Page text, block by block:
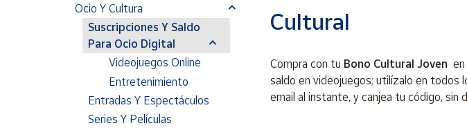
Ocio Y Cultura
Suscripciones Y Saldo
Para Ocio Digital
Videojuegos Online
Entretenimiento
Entradas Y Espectáculos
Series Y Películas
Cultural
Compra con tu Bono Cultural Joven
saldo en videojuegos; utilízalo en todos
email al instante, y canjea tu código, sin